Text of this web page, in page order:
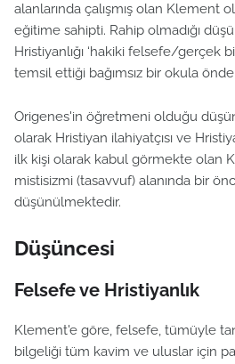
alanlarında çalışmış olan Klement
eğitime sahipti. Rahip olmadığı
Hristiyanlığı ‘hakiki felsefe/gerçek
temsil ettiği bağımsız bir okula
Origenes'in öğretmeni olduğu
olarak Hristiyan ilahiyatçısı ve
ilk kişi olarak kabul görmekte olan
mistisizmi (tasavvuf) alanında bir
düşünülmektedir.
Düşüncesi
Felsefe ve Hristiyanlık
Klement'e göre, felsefe, tümüyle
bilgeliği tüm kavim ve uluslar için